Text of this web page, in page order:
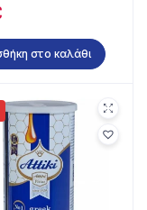
στο καλάθι